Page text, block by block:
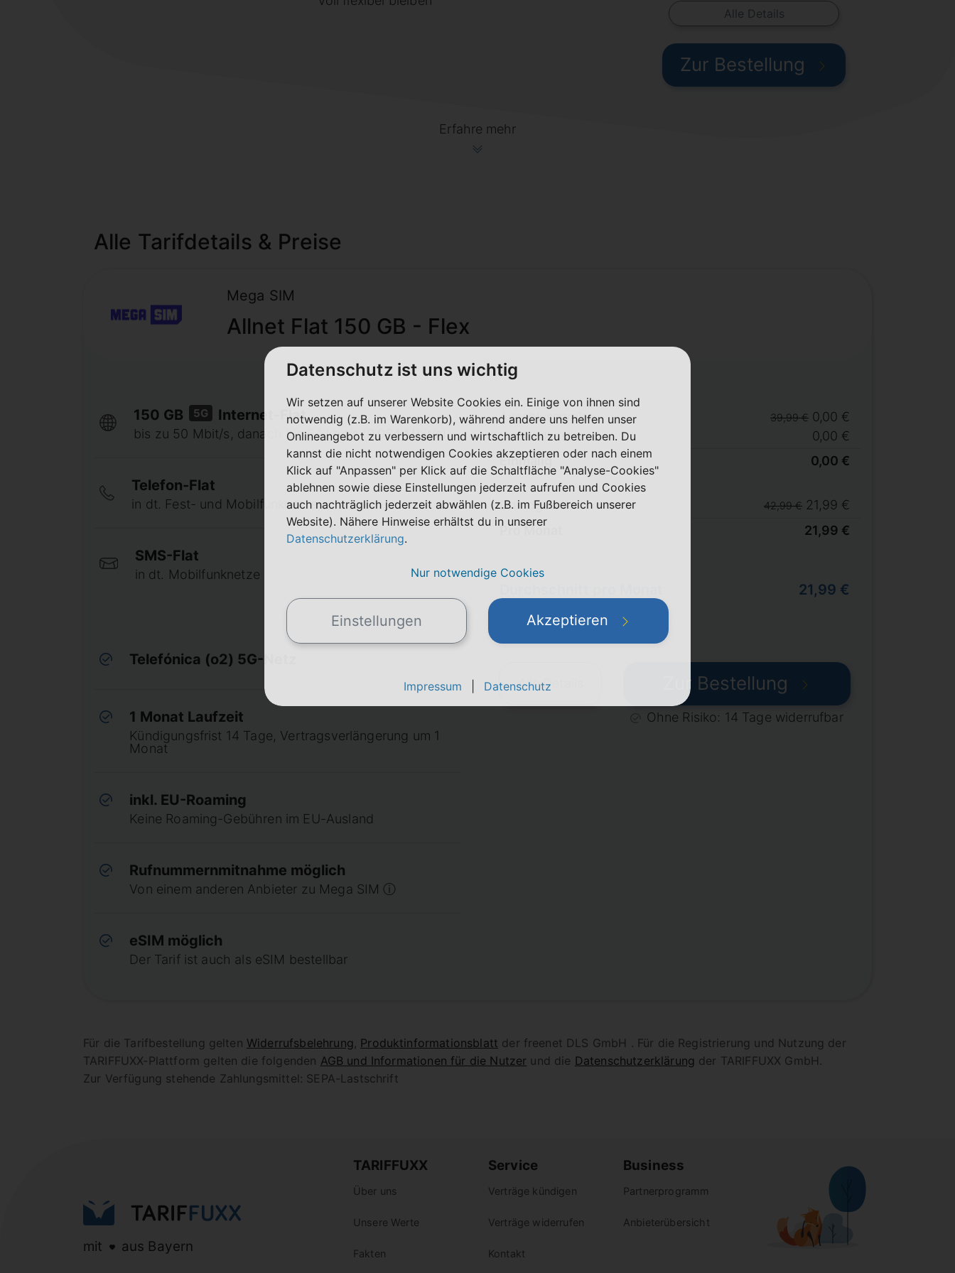
Alle Details
Zur Bestellung
Erfahre mehr
Alle Tarifdetails & Preise
Mega SIM
Allnet Flat 150 GB - Flex
150 GB 5G Internet-Flat
bis zu 50 Mbit/s, danach bis 64 kbit/s (0,064 Mbit/s)
Telefon-Flat
in dt. Fest- und Mobilfunknetze
SMS-Flat
in dt. Mobilfunknetze
Telefónica (o2) 5G-Netz
1 Monat Laufzeit
Kündigungsfrist 14 Tage, Vertragsverlängerung um 1
Monat
inkl. EU-Roaming
Keine Roaming-Gebühren im EU-Ausland
Rufnummernmitnahme möglich
Von einem anderen Anbieter zu Mega SIM ⓘ
eSIM möglich
Der Tarif ist auch als eSIM bestellbar
Anschlusspreis 39,99 € 0,00 €
Versandkosten
0,00 €
Einmalig
0,00 €
Grundgebühr | pro Monat 42,99 € 21,99 €
Pro Monat
21,99 €
21,99 €
Alle Details Zur Bestellung
Ohne Risiko: 14 Tage widerrufbar
Für die Tarifbestellung gelten Widerrufsbelehrung , Produktinformationsblatt der freenet DLS GmbH . Für die Registrierung und Nutzung der
TARIFFUXX-Plattform gelten die folgenden AGB und Informationen für die Nutzer und die Datenschutzerklärung der TARIFFUXX GmbH.
Zur Verfügung stehende Zahlungsmittel: SEPA-Lastschrift
mit aus Bayern
TARIFFUXX
Über uns
Unsere Werte
Fakten
Service
Verträge kündigen
Verträge widerrufen
Kontakt
Business
Partnerprogramm
Anbieterübersicht
Datenschutz ist uns wichtig
Wir setzen auf unserer Website Cookies ein. Einige von ihnen sind
notwendig (z.B. im Warenkorb), während andere uns helfen unser
Onlineangebot zu verbessern und wirtschaftlich zu betreiben. Du
kannst die nicht notwendigen Cookies akzeptieren oder nach einem
Klick auf "Anpassen" per Klick auf die Schaltfläche "Analyse-Cookies"
ablehnen sowie diese Einstellungen jederzeit aufrufen und Cookies
auch nachträglich jederzeit abwählen (z.B. im Fußbereich unserer
Website). Nähere Hinweise erhältst du in unserer
Datenschutzerklärung.
Nur notwendige Cookies
Einstellungen Akzeptieren
Impressum Datenschutz